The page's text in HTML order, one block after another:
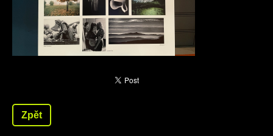
Zpět